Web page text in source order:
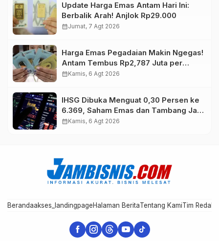
Update Harga Emas Antam Hari Ini:
Berbalik Arah! Anjlok Rp29.000
calendar_monthJumat, 7 Agt 2026
Harga Emas Pegadaian Makin Ngegas!
Antam Tembus Rp2,787 Juta per
Gram
calendar_monthKamis, 6 Agt 2026
IHSG Dibuka Menguat 0,30 Persen ke
6.369, Saham Emas dan Tambang Jadi
Penggerak
calendar_monthKamis, 6 Agt 2026
Berandaakses_landingpageHalaman BeritaTentang KamiTim Redaksi